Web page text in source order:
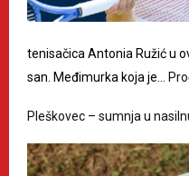
tenisačica Antonia Ružić u
san. Međimurka koja je…
Pleškovec – sumnja u